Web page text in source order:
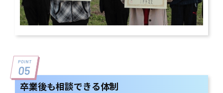
卒業後も相談できる体制